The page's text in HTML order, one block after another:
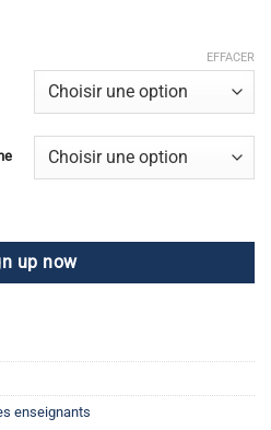
EFFACER
up now
enseignants